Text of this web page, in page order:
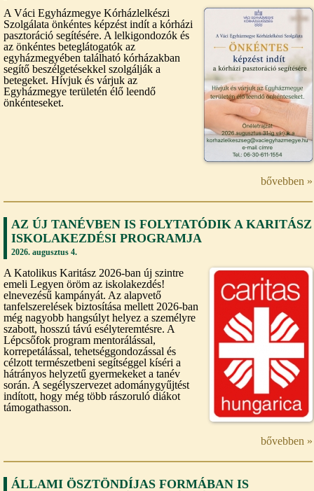
A Váci Egyházmegye Kórházlelkészi
Szolgálata önkéntes képzést indít a kórházi
pasztoráció segítésére. A lelkigondozók és
az önkéntes beteglátogatók az
egyházmegyében található kórházakban
segítő beszélgetésekkel szolgálják a
betegeket. Hívjuk és várjuk az
Egyházmegye területén élő leendő
önkénteseket.
bővebben »
AZ ÚJ TANÉVBEN IS FOLYTATÓDIK A KARITÁSZ
ISKOLAKEZDÉSI PROGRAMJA
2026. augusztus 4.
A Katolikus Karitász 2026-ban új szintre
emeli Legyen öröm az iskolakezdés!
elnevezésű kampányát. Az alapvető
tanfelszerelések biztosítása mellett 2026-ban
még nagyobb hangsúlyt helyez a személyre
szabott, hosszú távú esélyteremtésre. A
Lépcsőfok program mentorálással,
korrepetálással, tehetséggondozással és
célzott természetbeni segítséggel kíséri a
hátrányos helyzetű gyermekeket a tanév
során. A segélyszervezet adománygyűjtést
indított, hogy még több rászoruló diákot
támogathasson.
bővebben »
ÁLLAMI ÖSZTÖNDÍJAS FORMÁBAN IS